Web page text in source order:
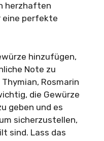
herzhaften
eine perfekte
hinzufügen,
Note zu
Rosmarin
die Gewürze
geben und es
sicherzustellen,
sind. Lass das